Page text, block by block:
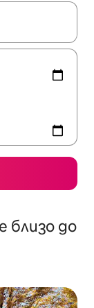
близо до